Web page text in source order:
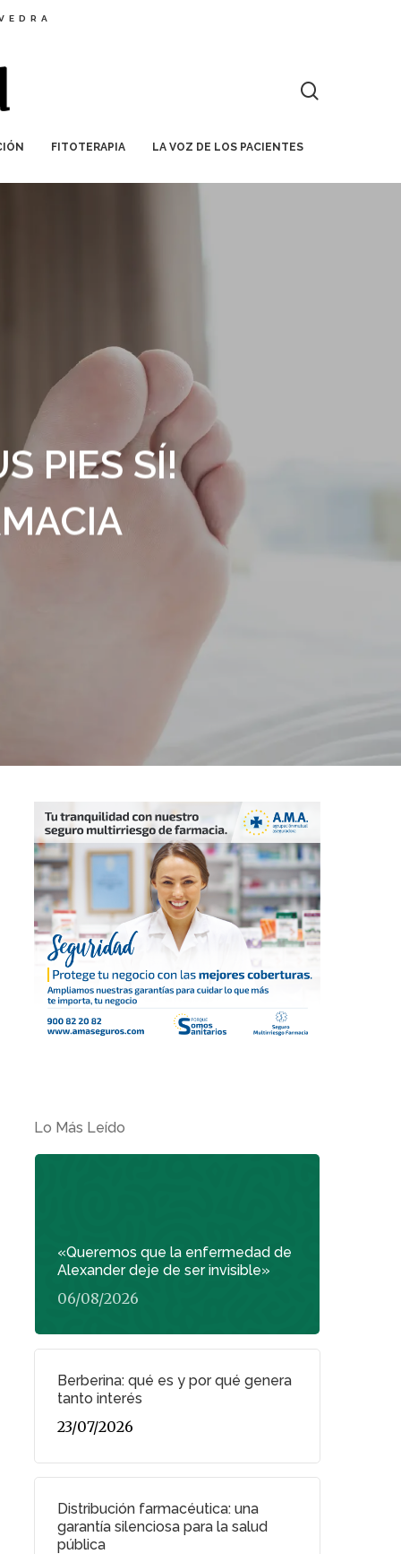
FITOTERAPIA LA VOZ DE LOS PACIENTES
PIES SÍ!
Lo Más Leído
«Queremos que la enfermedad de
Alexander deje de ser invisible»
06/08/2026
Berberina: qué es y por qué genera
tanto interés
23/07/2026
Distribución farmacéutica: una
garantía silenciosa para la salud
pública